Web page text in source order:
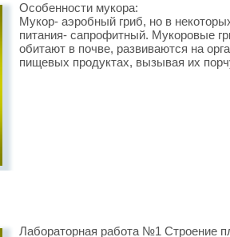
Особенности мукора:
Мукор- аэробный гриб, но в
питания- сапрофитный. Мукоровые
обитают в почве, развиваются на
пищевых продуктах, вызывая их
Лабораторная работа №1 Строение